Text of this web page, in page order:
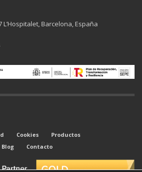
L’Hospitalet, Barcelona, España
Cookies
Productos
Blog Contacto